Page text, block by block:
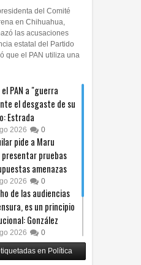
del Comité
en Chihuahua,
las acusaciones
estatal del Partido
que el PAN utiliza una
PAN a "guerra
el desgaste de su
Estrada
2026 0
pide a Maru
presentar pruebas
amenazas
2026 0
de las audiencias
es un principio
González
2026 0
programa
del PRI en
en Política